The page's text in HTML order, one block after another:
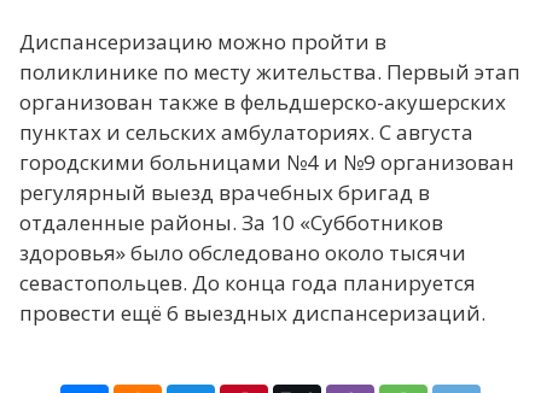
Диспансеризацию можно пройти в
поликлинике по месту жительства. Первый этап
организован также в фельдшерско-акушерских
пунктах и сельских амбулаториях. С августа
городскими больницами №4 и №9 организован
регулярный выезд врачебных бригад в
отдаленные районы. За 10 «Субботников
здоровья» было обследовано около тысячи
севастопольцев. До конца года планируется
провести ещё 6 выездных диспансеризаций.